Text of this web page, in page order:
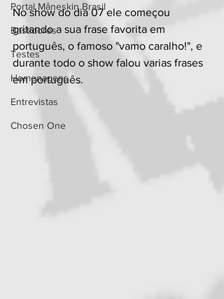
Portal Måneskin Brasil
Bastidores
Testes
Homenagens
Entrevistas
Chosen One
No show do dia 07 ele começou
gritando a sua frase favorita em
português, o famoso "vamo caralho!", e
durante todo o show falou varias frases
em português.